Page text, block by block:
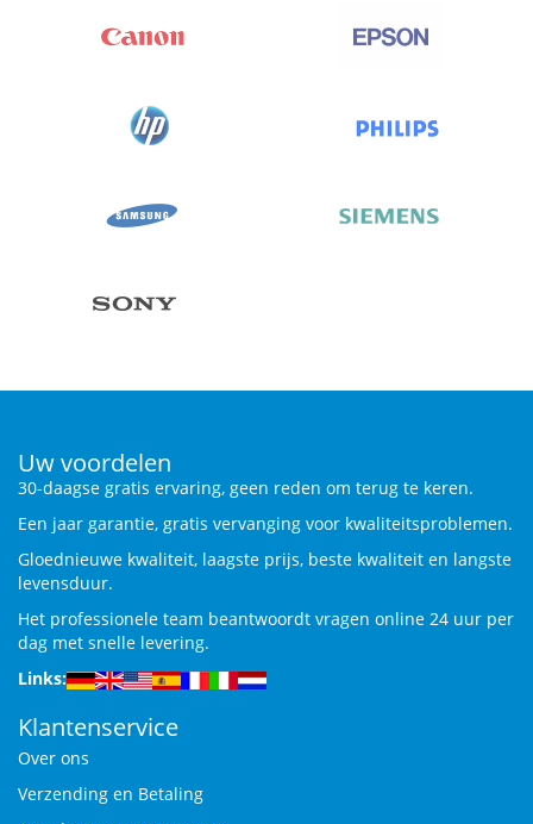
Uw voordelen
30-daagse gratis ervaring, geen reden om terug te keren.
Een jaar garantie, gratis vervanging voor kwaliteitsproblemen.
Gloednieuwe kwaliteit, laagste prijs, beste kwaliteit en langste
levensduur.
Het professionele team beantwoordt vragen online 24 uur per
dag met snelle levering.
Links:
Klantenservice
Over ons
Verzending en Betaling